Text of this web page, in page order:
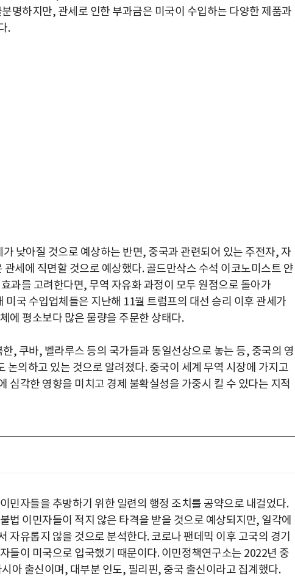
명하지만, 관세로 인한 부과금은 미국이 수입하는 다양한 제품과
.
낮아질 것으로 예상하는 반면, 중국과 관련되어 있는 주전자, 자
세에 직면할 것으로 예상했다. 골드만삭스 수석 이코노미스트 얀
과를 고려한다면, 무역 자유화 과정이 모두 원점으로 돌아가
미국 수입업체들은 지난해 11월 트럼프의 대선 승리 이후 관세가
에 평소보다 많은 물량을 주문한 상태다.
, 쿠바, 벨라루스 등의 국가들과 동일선상으로 놓는 등, 중국의 영
의하고 있는 것으로 알려졌다. 중국이 세계 무역 시장에 가지고
심각한 영향을 미치고 경제 불확실성을 가중시 킬 수 있다는 지적
민자들을 추방하기 위한 일련의 행정 조치를 공약으로 내걸었다.
법 이민자들이 적지 않은 타격을 받을 것으로 예상되지만, 일각에
자유롭지 않을 것으로 분석한다. 코로나 팬데믹 이후 고국의 경기
들이 미국으로 입국했기 때문이다. 이민정책연구소는 2022년 중
아 출신이며, 대부분 인도, 필리핀, 중국 출신이라고 집계했다.